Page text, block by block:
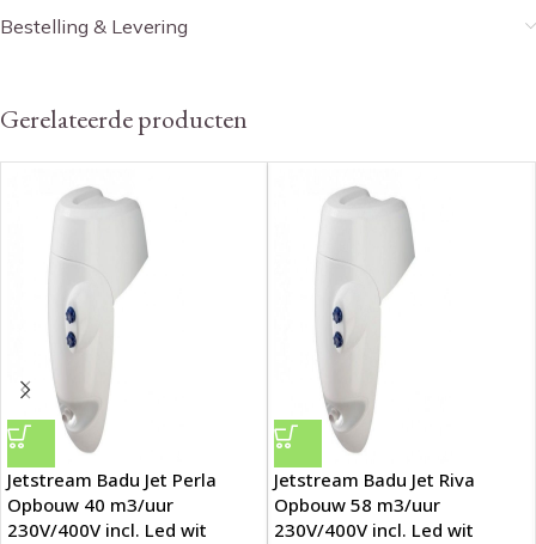
Bestelling & Levering
Gerelateerde producten
Jetstream Badu Jet Perla
Opbouw 40 m3/uur
230V/400V incl. Led wit
Jetstream Badu Jet Riva
Opbouw 58 m3/uur
230V/400V incl. Led wit